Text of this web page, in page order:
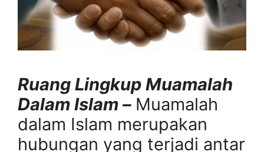
Ruang Lingkup Muamalah
Dalam Islam – Muamalah
dalam Islam merupakan
hubungan yang terjadi antar